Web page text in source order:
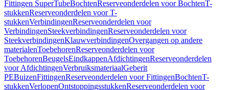
Fittingen SuperTubeBochtenReserveonderdelen voor BochtenT-
stukkenReserveonderdelen voor T-
stukkenVerbindingenReserveonderdelen voor
VerbindingenSteekverbindingenReserveonderdelen voor
SteekverbindingenKlauwverbindingenOvergangen op andere
materialenToebehorenReserveonderdelen voor
ToebehorenBeugelsEindkappenAfdichtingenReserveonderdelen
voor AfdichtingenVerbruiksmateriaalGeberit
PEBuizenFittingenReserveonderdelen voor FittingenBochtenT-
stukkenVerlopenOntstoppingsstukkenReserveonderdelen voor